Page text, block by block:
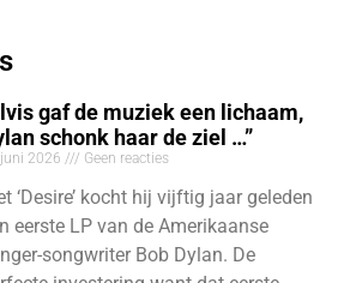
gaf de muziek een lichaam,
schonk haar de ziel …”
2026 Geen reacties
‘Desire’ kocht hij vijftig jaar geleden
eerste LP van de Amerikaanse
songwriter Bob Dylan. De